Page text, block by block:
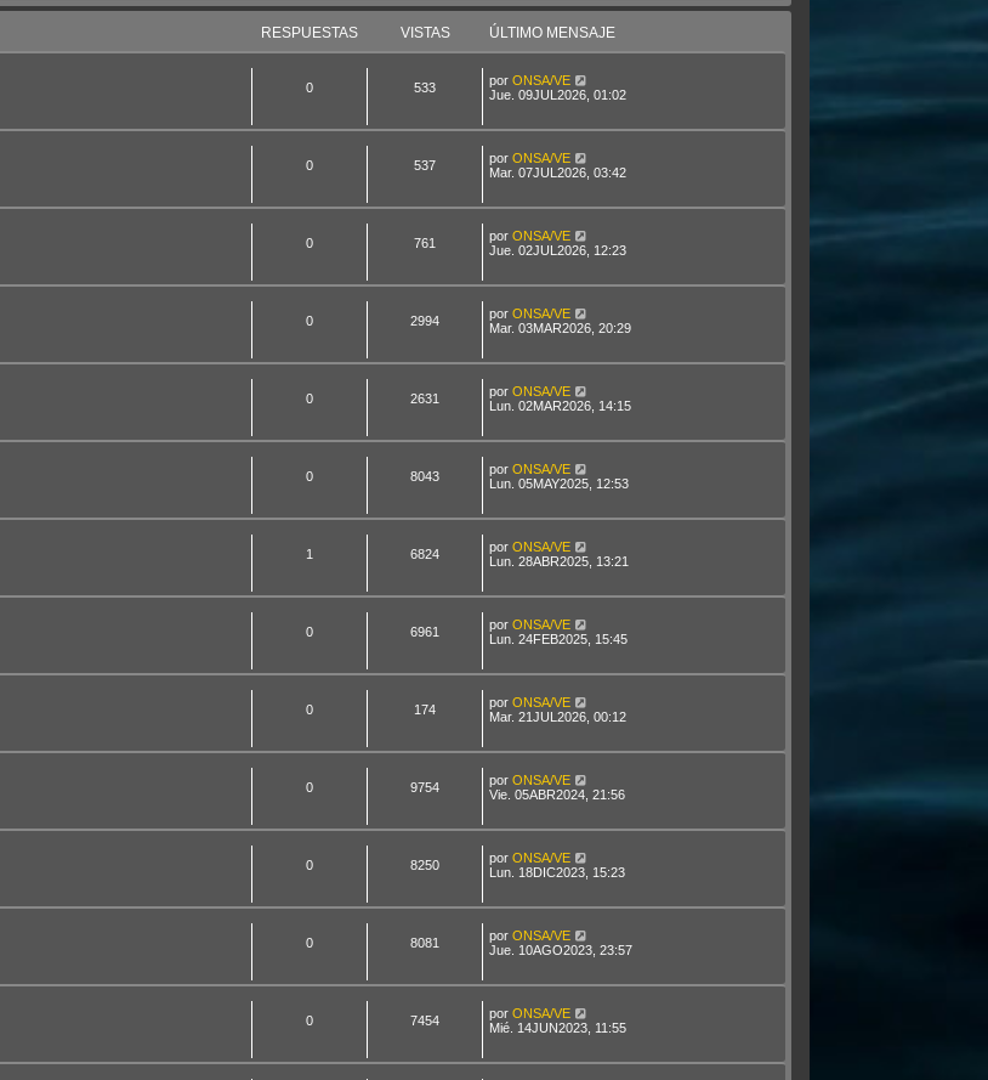
RESPUESTAS VISTAS ÚLTIMO MENSAJE
0 533 por ONSA/VE
Jue. 09JUL2026, 01:02
0 537 por ONSA/VE
Mar. 07JUL2026, 03:42
0 761 por ONSA/VE
Jue. 02JUL2026, 12:23
0 2994 por ONSA/VE
Mar. 03MAR2026, 20:29
0 2631 por ONSA/VE
Lun. 02MAR2026, 14:15
0 8043 por ONSA/VE
Lun. 05MAY2025, 12:53
1 6824 por ONSA/VE
Lun. 28ABR2025, 13:21
0 6961 por ONSA/VE
Lun. 24FEB2025, 15:45
0 174 por ONSA/VE
Mar. 21JUL2026, 00:12
0 9754 por ONSA/VE
Vie. 05ABR2024, 21:56
0 8250 por ONSA/VE
Lun. 18DIC2023, 15:23
0 8081 por ONSA/VE
Jue. 10AGO2023, 23:57
0 7454 por ONSA/VE
Mié. 14JUN2023, 11:55